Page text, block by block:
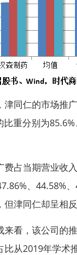
同仁的市场推
重分别为
当期营业收入
、44.58%
津同仁却呈相反
看，该公司的
从2019年学术